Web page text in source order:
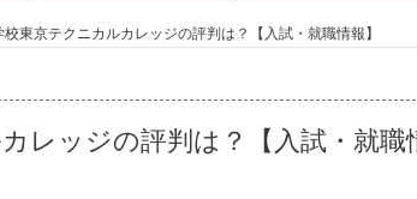
校東京テクニカルカレッジの評判は？【入試・就職情報】
レッジの評判は？【入試・就職